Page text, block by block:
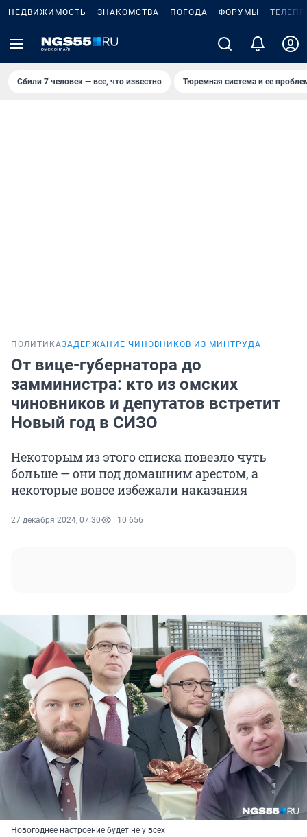
НЕДВИЖИМОСТЬ ЗНАКОМСТВА ПОГОДА ФОРУМЫ
Сбили 7 человек — все, что известно Тюремная система и ее
ПОЛИТИКАЗАДЕРЖАНИЕ ЧИНОВНИКОВ ИЗ МИНТРУДА
От вице-губернатора до
замминистра: кто из омских
чиновников и депутатов встретит
Новый год в СИЗО
Некоторым из этого списка повезло чуть
больше — они под домашним арестом, а
некоторые вовсе избежали наказания
27 декабря 2024, 07:30 10 656
Новогоднее настроение будет не у всех